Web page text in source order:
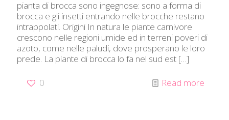
pianta di brocca sono ingegnose: sono a forma di
brocca e gli insetti entrando nelle brocche restano
intrappolati. Origini In natura le piante carnivore
crescono nelle regioni umide ed in terreni poveri di
azoto, come nelle paludi, dove prosperano le loro
prede. La piante di brocca lo fa nel sud est […]
0 Read more